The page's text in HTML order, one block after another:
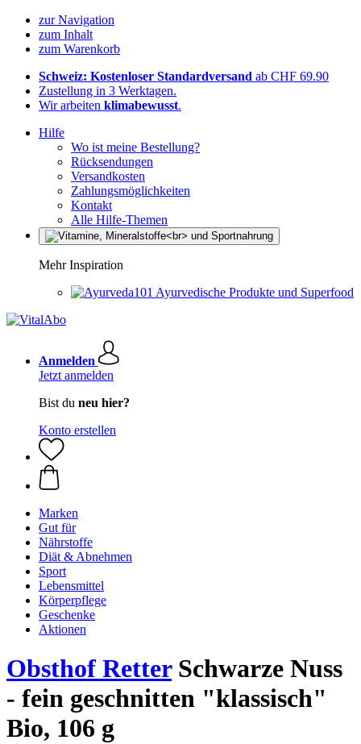
zur Navigation
zum Inhalt
zum Warenkorb
Schweiz: Kostenloser Standardversand ab CHF 69.90
Zustellung in 3 Werktagen.
Wir arbeiten klimabewusst.
Hilfe
Wo ist meine Bestellung?
Rücksendungen
Versandkosten
Zahlungsmöglichkeiten
Kontakt
Alle Hilfe-Themen
Mehr Inspiration
Ayurvedische Produkte und Superfood
Anmelden
Jetzt anmelden
Bist du neu hier?
Konto erstellen
Marken
Gut für
Nährstoffe
Diät & Abnehmen
Sport
Lebensmittel
Körperpflege
Geschenke
Aktionen
Obsthof RetterSchwarze Nuss
- fein geschnitten "klassisch"
Bio, 106 g